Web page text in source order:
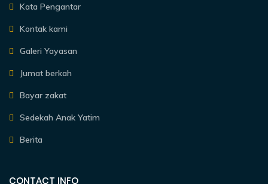
Kata Pengantar
Kontak kami
Galeri Yayasan
Jumat berkah
Bayar zakat
Sedekah Anak Yatim
Berita
CONTACT INFO